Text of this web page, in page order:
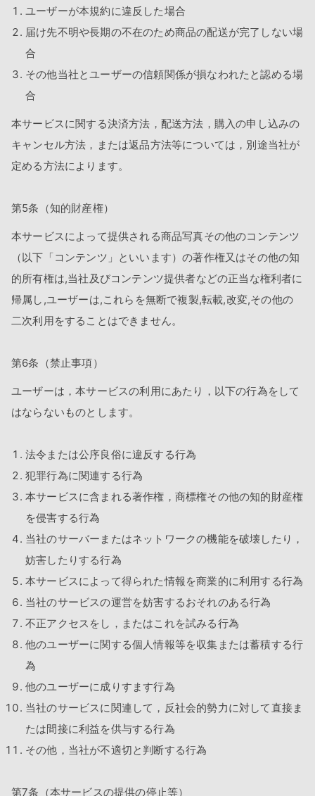
ユーザーが本規約に違反した場合
届け先不明や長期の不在のため商品の配送が完了しない場
合
その他当社とユーザーの信頼関係が損なわれたと認める場
合
本サービスに関する決済方法，配送方法，購入の申し込みの
キャンセル方法，または返品方法等については，別途当社が
定める方法によります。
第5条（知的財産権）
本サービスによって提供される商品写真その他のコンテンツ
（以下「コンテンツ」といいます）の著作権又はその他の知
的所有権は,当社及びコンテンツ提供者などの正当な権利者に
帰属し,ユーザーは,これらを無断で複製,転載,改変,その他の
二次利用をすることはできません。
第6条（禁止事項）
ユーザーは，本サービスの利用にあたり，以下の行為をして
はならないものとします。
法令または公序良俗に違反する行為
犯罪行為に関連する行為
本サービスに含まれる著作権，商標権その他の知的財産権
を侵害する行為
当社のサーバーまたはネットワークの機能を破壊したり，
妨害したりする行為
本サービスによって得られた情報を商業的に利用する行為
当社のサービスの運営を妨害するおそれのある行為
不正アクセスをし，またはこれを試みる行為
他のユーザーに関する個人情報等を収集または蓄積する行
為
他のユーザーに成りすます行為
当社のサービスに関連して，反社会的勢力に対して直接ま
たは間接に利益を供与する行為
その他，当社が不適切と判断する行為
第7条（本サービスの提供の停止等）